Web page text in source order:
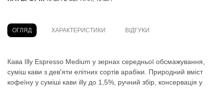
ОГЛЯД ХАРАКТЕРИСТИКИ ВІДГУКИ
Кава Illy Espresso Medium у зернах середньої обсмажування,
суміш кави з дев'яти елітних сортів арабіки. Природний вміст
кофеїну у суміші кави illy до 1,5%, ручний збір, консервація у